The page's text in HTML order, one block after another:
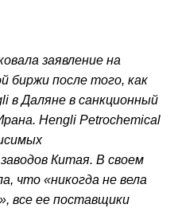
заявление на
биржи после того, как
в Даляне в санкционный
Hengli Petrochemical
Китая. В своем
что «никогда не вела
все ее поставщики